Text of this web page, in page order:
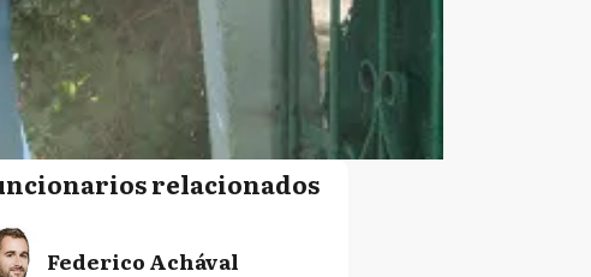
relacionados
Federico Achával